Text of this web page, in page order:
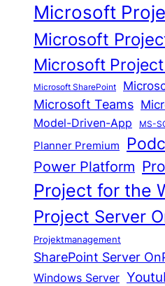
Microsoft
Microsoft
Microsoft
Microsoft SharePoint
Microsoft Teams
Model-Driven-App MS-
Planner Premium
Power Platform
Project for the
Project Server
Projektmanagement
SharePoint Server
Windows Server